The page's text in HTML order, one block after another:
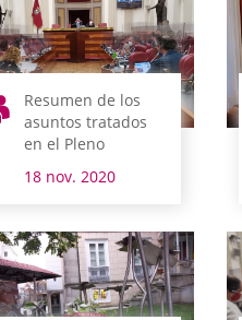
Resumen de los
asuntos tratados
en el Pleno
18 nov. 2020